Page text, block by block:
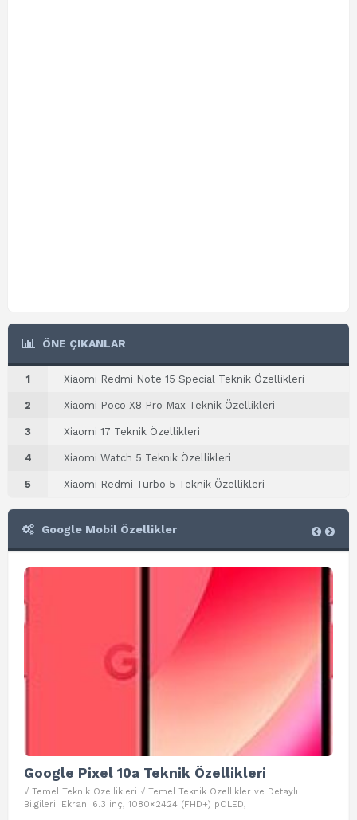
ÖNE ÇIKANLAR
1 Xiaomi Redmi Note 15 Special Teknik Özellikleri
2 Xiaomi Poco X8 Pro Max Teknik Özellikleri
3 Xiaomi 17 Teknik Özellikleri
4 Xiaomi Watch 5 Teknik Özellikleri
5 Xiaomi Redmi Turbo 5 Teknik Özellikleri
Google Mobil Özellikler
Google Pixel 10a Teknik Özellikleri
√ Temel Teknik Özellikleri √ Temel Teknik Özellikler ve Detaylı
Bilgileri. Ekran: 6.3 inç, 1080×2424 (FHD+) pOLED,